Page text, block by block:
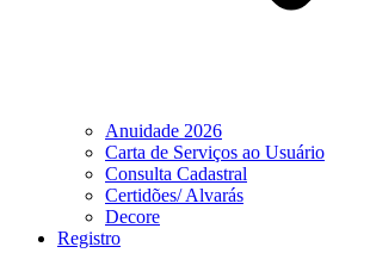
Anuidade 2026
Carta de Serviços ao Usuário
Consulta Cadastral
Certidões/ Alvarás
Decore
Registro